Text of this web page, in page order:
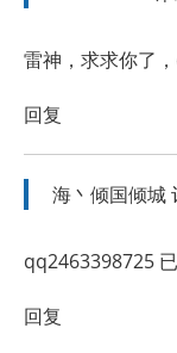
雷神，求求你了
回复
海丶倾国倾城
qq2463398725
回复